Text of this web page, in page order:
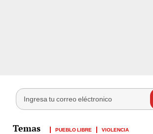
PUEBLO LIBRE VIOLENCIA